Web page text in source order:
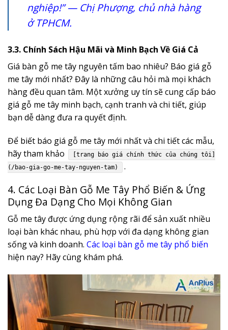
nghiệp!” — Chị Phượng, chủ nhà hàng
ở TPHCM.
3.3. Chính Sách Hậu Mãi và Minh Bạch Về Giá Cả
Giá bàn gỗ me tây nguyên tấm bao nhiêu? Báo giá gỗ
me tây mới nhất? Đây là những câu hỏi mà mọi khách
hàng đều quan tâm. Một xưởng uy tín sẽ cung cấp báo
giá gỗ me tây minh bạch, cạnh tranh và chi tiết, giúp
bạn dễ dàng đưa ra quyết định.
Để biết báo giá gỗ me tây mới nhất và chi tiết các mẫu,
hãy tham khảo
[trang báo giá chính thức của chúng tôi]
(/bao-gia-go-me-tay-nguyen-tam)
.
4. Các Loại Bàn Gỗ Me Tây Phổ Biến & Ứng
Dụng Đa Dạng Cho Mọi Không Gian
Gỗ me tây được ứng dụng rộng rãi để sản xuất nhiều
loại bàn khác nhau, phù hợp với đa dạng không gian
sống và kinh doanh. Các loại bàn gỗ me tây phổ biến
hiện nay? Hãy cùng khám phá.